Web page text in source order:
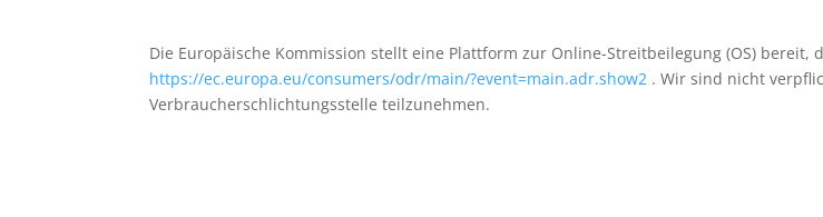
Die Europäische Kommission stellt eine Plattform zur Online-Streitbeilegung (OS) bereit,
https://ec.europa.eu/consumers/odr/main/?event=main.adr.show2 . Wir sind nicht
Verbraucherschlichtungsstelle teilzunehmen.